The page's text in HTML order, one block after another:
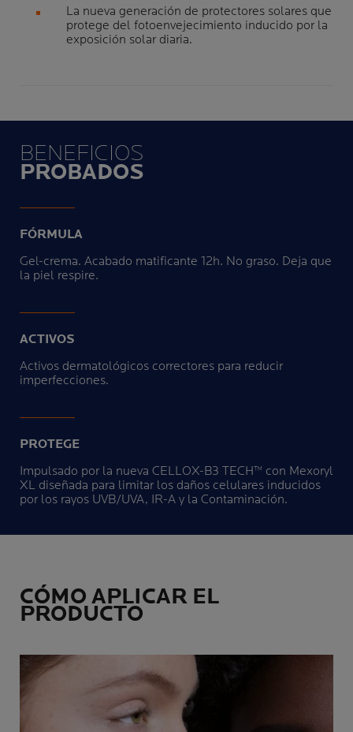
La nueva generación de protectores solares que
protege del fotoenvejecimiento inducido por la
exposición solar diaria.
BENEFICIOS
PROBADOS
FÓRMULA
Gel-crema. Acabado matificante 12h. No graso. Deja que
la piel respire.
ACTIVOS
Activos dermatológicos correctores para reducir
imperfecciones.
PROTEGE
Impulsado por la nueva CELLOX-B3 TECH™ con Mexoryl
XL diseñada para limitar los daños celulares inducidos
por los rayos UVB/UVA, IR-A y la Contaminación.
CÓMO APLICAR EL
PRODUCTO